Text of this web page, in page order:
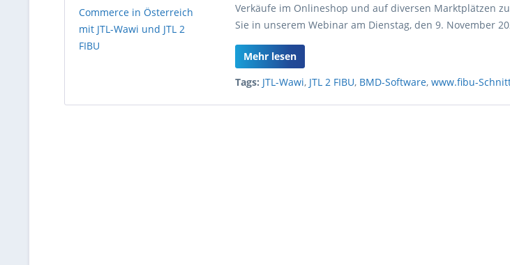
Verkäufe im Onlineshop und auf diversen Marktplätzen
Sie in unserem Webinar am Dienstag, den 9. November
Mehr lesen
Tags: JTL-Wawi, JTL 2 FIBU, BMD-Software,www.fibu-